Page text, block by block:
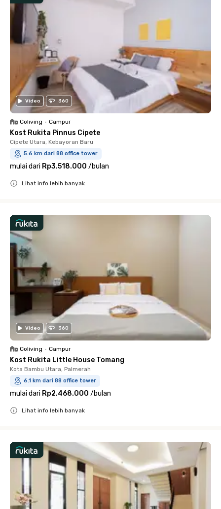
Video 360
Coliving • Campur
Kost Rukita Pinnus Cipete
Cipete Utara, Kebayoran Baru
5.6 km dari 88 office tower
mulai dari Rp3.518.000 /bulan
Lihat info lebih banyak
Video 360
Coliving • Campur
Kost Rukita Little House Tomang
Kota Bambu Utara, Palmerah
6.1 km dari 88 office tower
mulai dari Rp2.468.000 /bulan
Lihat info lebih banyak